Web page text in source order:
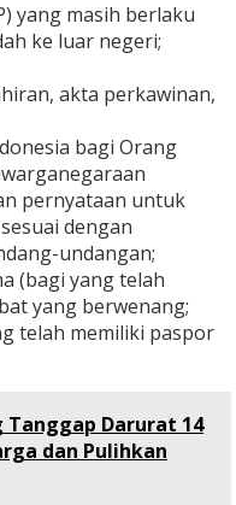
yang masih berlaku
ke luar negeri;
akta perkawinan,
bagi Orang
pernyataan untuk
dengan
undangan;
(bagi yang telah
yang berwenang;
telah memiliki paspor
Tanggap Darurat 14
dan Pulihkan